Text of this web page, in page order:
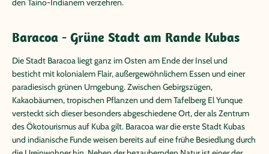
den Taino-Indianern verzehren.
Baracoa - Grüne Stadt am Rande Kubas
Die Stadt Baracoa liegt ganz im Osten am Ende der Insel und
besticht mit kolonialem Flair, außergewöhnlichem Essen und einer
paradiesisch grünen Umgebung. Zwischen Gebirgszügen,
Kakaobäumen, tropischen Pflanzen und dem Tafelberg El Yunque
versteckt sich dieser besonders abgeschiedene Ort, der als Zentrum
des Ökotourismus auf Kuba gilt. Baracoa war die erste Stadt Kubas
und indianische Funde weisen bereits auf eine frühe Besiedlung durch